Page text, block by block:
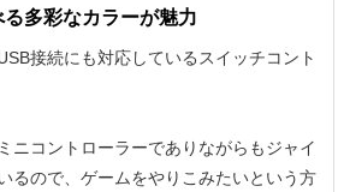
多彩なカラーが魅力
接続にも対応しているスイッチコント
ニコントローラーでありながらもジャイ
るので、ゲームをやりこみたいという方